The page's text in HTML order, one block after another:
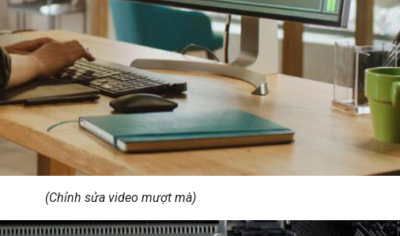
(Chỉnh sửa video mượt mà)